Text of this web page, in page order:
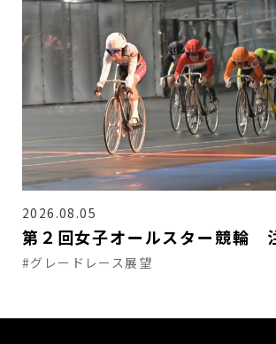
2026.08.05
第２回女子オールスター競輪
#グレードレース展望